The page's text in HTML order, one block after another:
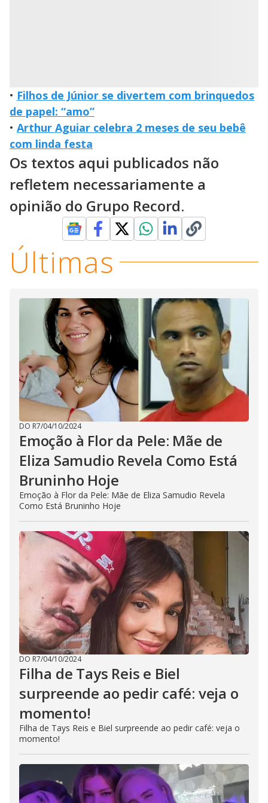
• Filhos de Júnior se divertem com brinquedos
de papel: “amo”
• Arthur Aguiar celebra 2 meses de seu bebê
com linda festa
Os textos aqui publicados não
refletem necessariamente a
opinião do Grupo Record.
Últimas
DO R7/04/10/2024
Emoção à Flor da Pele: Mãe de
Eliza Samudio Revela Como Está
Bruninho Hoje
Emoção à Flor da Pele: Mãe de Eliza Samudio Revela
Como Está Bruninho Hoje
DO R7/04/10/2024
Filha de Tays Reis e Biel
surpreende ao pedir café: veja o
momento!
Filha de Tays Reis e Biel surpreende ao pedir café: veja o
momento!